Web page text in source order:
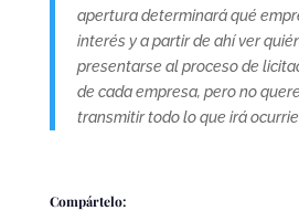
apertura determinará qué
interés y a partir de ahí ver
presentarse al proceso de
de cada empresa, pero no
transmitir todo lo que irá
Compártelo: